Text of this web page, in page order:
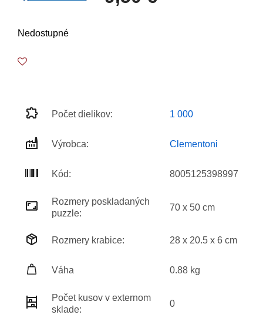
Nedostupné
Počet dielikov: 1 000
Výrobca: Clementoni
Kód: 8005125398997
Rozmery poskladaných
puzzle:
70 x 50 cm
Rozmery krabice: 28 x 20.5 x 6 cm
Váha 0.88 kg
Počet kusov v externom
sklade:
0